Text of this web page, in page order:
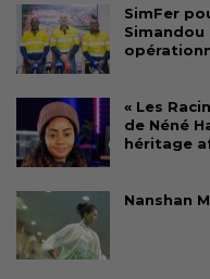
SimFer
« Les
de Néné
héritage
Nanshan